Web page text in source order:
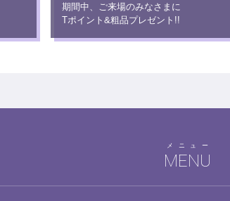
期間中、ご来場のみなさまに
Tポイント&粗品プレゼント!!
MENU
メニュー